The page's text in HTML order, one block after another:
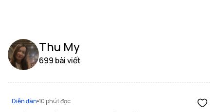
Thu My
699 bài viết
Diễn đàn 10 phút đọc